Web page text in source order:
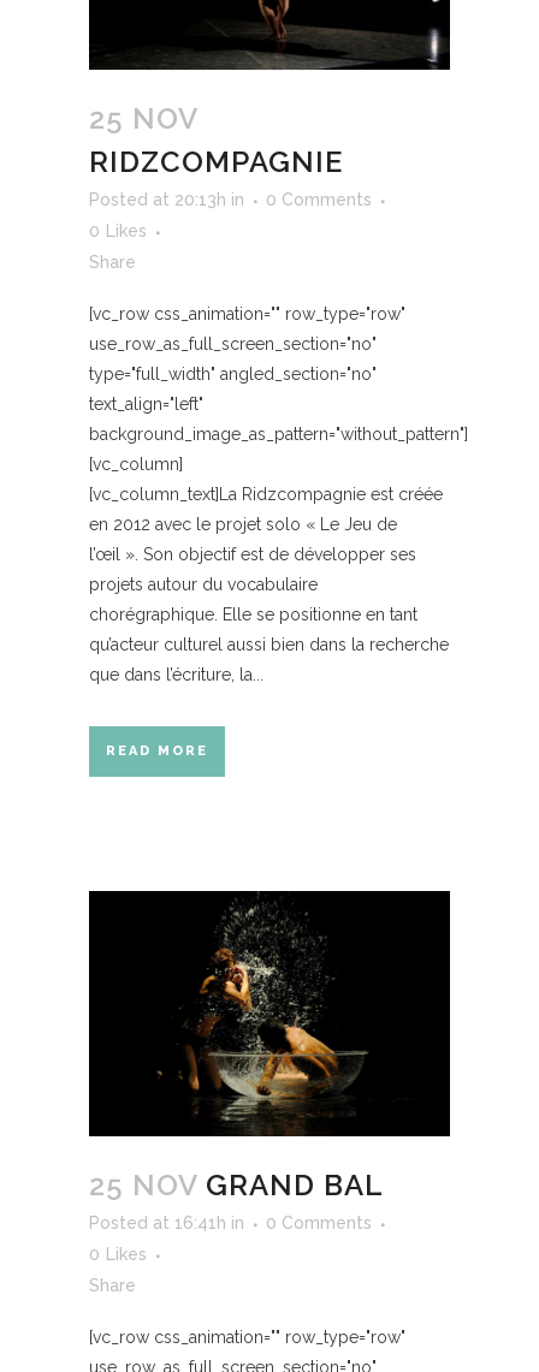
25 NOV
RIDZCOMPAGNIE
Posted at 20:13h in
0 Comments
0
Likes
Share
[vc_row css_animation="" row_type="row"
use_row_as_full_screen_section="no"
type="full_width" angled_section="no"
text_align="left"
background_image_as_pattern="without_pattern"]
[vc_column]
[vc_column_text]La Ridzcompagnie est créée
en 2012 avec le projet solo « Le Jeu de
l’œil ». Son objectif est de développer ses
projets autour du vocabulaire
chorégraphique. Elle se positionne en tant
qu’acteur culturel aussi bien dans la recherche
que dans l’écriture, la...
READ MORE
25 NOV GRAND BAL
Posted at 16:41h in
0 Comments
0 Likes
Share
[vc_row css_animation="" row_type="row"
use_row_as_full_screen_section="no"